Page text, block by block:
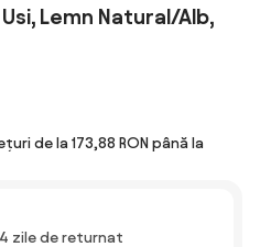
Lemn Natural/Alb,
de la 173,88 RON până la
zile de returnat